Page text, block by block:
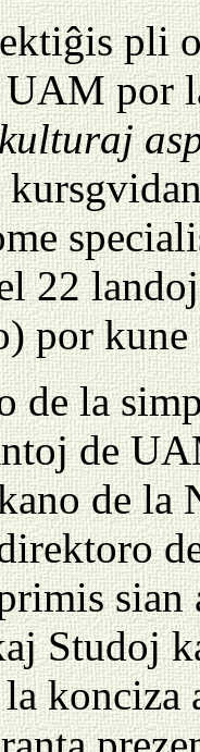
pli
por
22
por
de la
de
de la
sian
Studoj
konciza